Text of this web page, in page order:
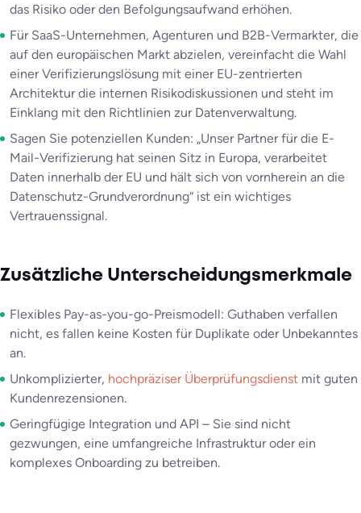
das Risiko oder den Befolgungsaufwand erhöhen.
Für SaaS-Unternehmen, Agenturen und B2B-Vermarkter, die
auf den europäischen Markt abzielen, vereinfacht die Wahl
einer Verifizierungslösung mit einer EU-zentrierten
Architektur die internen Risikodiskussionen und steht im
Einklang mit den Richtlinien zur Datenverwaltung.
Sagen Sie potenziellen Kunden: „Unser Partner für die E-
Mail-Verifizierung hat seinen Sitz in Europa, verarbeitet
Daten innerhalb der EU und hält sich von vornherein an die
Datenschutz-Grundverordnung“ ist ein wichtiges
Vertrauenssignal.
Zusätzliche Unterscheidungsmerkmale
Flexibles Pay-as-you-go-Preismodell: Guthaben verfallen
nicht, es fallen keine Kosten für Duplikate oder Unbekanntes
an.
Unkomplizierter, hochpräziser Überprüfungsdienst mit guten
Kundenrezensionen.
Geringfügige Integration und API – Sie sind nicht
gezwungen, eine umfangreiche Infrastruktur oder ein
komplexes Onboarding zu betreiben.